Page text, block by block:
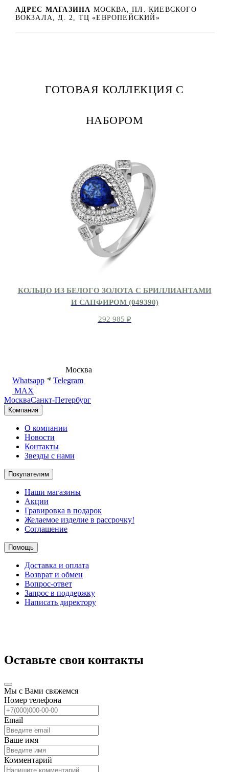
АДРЕС МАГАЗИНА МОСКВА, ПЛ. КИЕВСКОГО
ВОКЗАЛА, Д. 2, ТЦ «ЕВРОПЕЙСКИЙ»
ГОТОВАЯ КОЛЛЕКЦИЯ С
НАБОРОМ
КОЛЬЦО ИЗ БЕЛОГО ЗОЛОТА С БРИЛЛИАНТАМИ
И САПФИРОМ (049390)
292 985 ₽
Москва
Whatsapp
Telegram
MAX
МоскваСанкт-Петербург
Компания
О компании
Новости
Контакты
Звезды с нами
Покупателям
Наши магазины
Акции
Гравировка в подарок
Желаемое изделие в рассрочку!
Соглашение
Помощь
Доставка и оплата
Возврат и обмен
Вопрос-ответ
Запрос в поддержку
Написать директору
Оставьте свои контакты
Мы с Вами свяжемся
Номер телефона
Email
Ваше имя
Комментарий